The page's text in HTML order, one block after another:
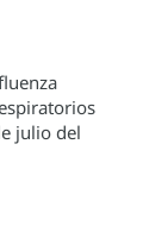
julio del